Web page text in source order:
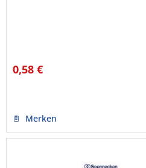
0,58 €
Merken